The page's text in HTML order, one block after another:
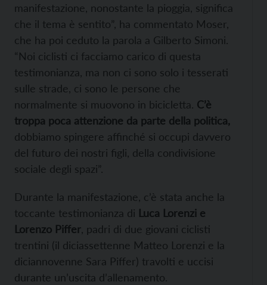
manifestazione, nonostante la pioggia, significa
che il tema è sentito”, ha commentato Moser,
che ha poi ceduto la parola a Gilberto Simoni.
“Noi ciclisti ci facciamo carico di questa
testimonianza, ma non ci sono solo i tesserati
sulle strade, ci sono le persone che
normalmente si muovono in bicicletta. C’è
troppa poca attenzione da parte della politica,
dobbiamo spingere affinché si occupi davvero
del futuro dei nostri figli, della condivisione
sociale degli spazi”.
Durante la manifestazione, c’è stata anche la
toccante testimonianza di Luca Lorenzi e
Lorenzo Piffer , padri di due giovani ciclisti
trentini (il diciassettenne Matteo Lorenzi e la
diciannovenne Sara Piffer) travolti e uccisi
durante un’uscita d’allenamento.